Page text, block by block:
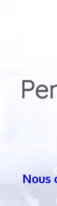
Nous